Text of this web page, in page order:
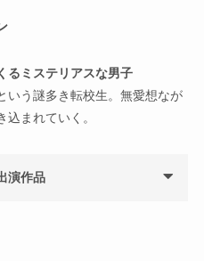
るミステリアスな男子
いう謎多き転校生。無愛想なが
まれていく。
演作品